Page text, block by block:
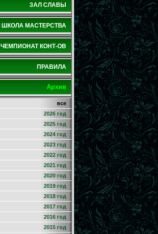
ЗАЛ СЛАВЫ
ШКОЛА МАСТЕРСТВА
ЧЕМПИОНАТ КОНТ-ОВ
ПРАВИЛА
Архив
все
2026 год
2025 год
2024 год
2023 год
2022 год
2021 год
2020 год
2019 год
2018 год
2017 год
2016 год
2015 год